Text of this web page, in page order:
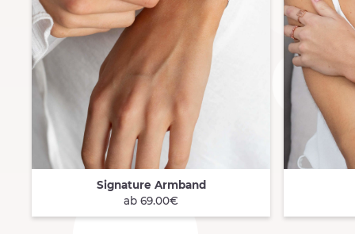
QUICK VIEW
Signature Armband
ab 69.00€